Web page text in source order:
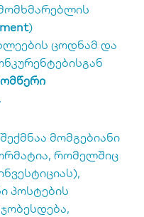
)
ცოდნამ და
მომგებიანი
რომელშიც
პოსტების